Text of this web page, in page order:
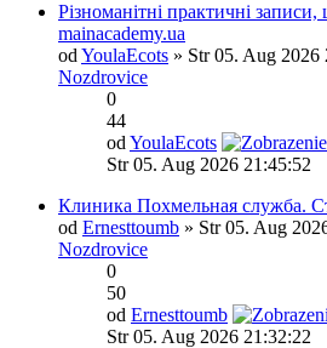
Різноманітні практичні
mainacademy.ua
od YoulaEcots » Str 05. Aug 2026
Nozdrovice
0
44
od YoulaEcots
Str 05. Aug 2026 21:45:52
Клиника Похмельная служба.
od Ernesttoumb » Str 05. Aug
Nozdrovice
0
50
od Ernesttoumb
Str 05. Aug 2026 21:32:22